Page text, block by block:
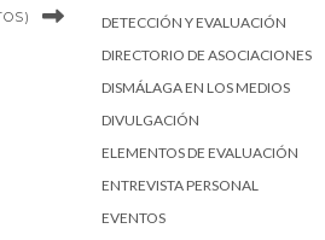
DETECCIÓN Y EVALUACIÓN
DIRECTORIO DE ASOCIACIONES
DISMÁLAGA EN LOS MEDIOS
DIVULGACIÓN
ELEMENTOS DE EVALUACIÓN
ENTREVISTA PERSONAL
EVENTOS